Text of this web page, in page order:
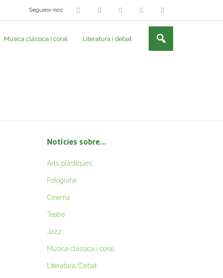
Segueix-nos
Música clàssica i coral Literatura i debat
Notícies sobre…
Arts plàstiques
Fotografia
Cinema
Teatre
Jazz
Música clàssica i coral
Literatura/Debat